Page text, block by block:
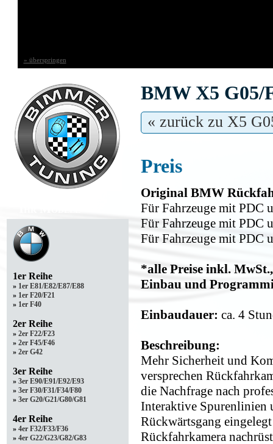
» überspringen
1er Reihe
» 1er E81/E82/E87/E88
» 1er F20/F21
» 1er F40
2er Reihe
» 2er F22/F23
» 2er F45/F46
» 2er G42
3er Reihe
» 3er E90/E91/E92/E93
» 3er F30/F31/F34/F80
» 3er G20/G21/G80/G81
4er Reihe
» 4er F32/F33/F36
» 4er G22/G23/G82/G83
BMW X5 G05/
« zurück zu X5
Preis
Original BMW
Für Fahrzeuge mit
Für Fahrzeuge mit PDC
Für Fahrzeuge mit PDC
*alle Preise inkl.
Einbau und
Einbaudauer: ca. 4
Beschreibung:
Mehr Sicherheit und
versprechen
die Nachfrage nach
Interaktive Spurenlinien
Rückwärtsgang
Rückfahrkamera